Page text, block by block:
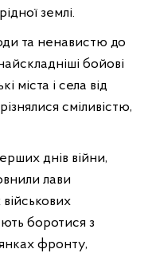
землі.
та ненавистю до
бойові
міста і села від
сміливістю,
днів війни,
лави
боротися з
фронту,